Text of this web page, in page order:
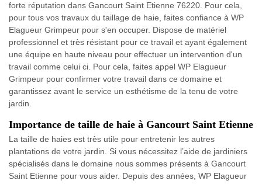
forte réputation dans Gancourt Saint Etienne 76220. Pour cela,
pour tous vos travaux du taillage de haie, faites confiance à WP
Elagueur Grimpeur pour s'en occuper. Dispose de matériel
professionnel et très résistant pour ce travail et ayant également
une équipe en haute niveau pour effectuer un intervention d'un
travail comme celui ci. Pour cela, faites appel WP Elagueur
Grimpeur pour confirmer votre travail dans ce domaine et
garantissez avant le service un esthétisme de la tenu de votre
jardin.
Importance de taille de haie à Gancourt Saint Etienne
La taille de haies est très utile pour entretenir les autres
plantations de votre jardin. Si vous nécessitez l’aide de jardiniers
spécialisés dans le domaine nous sommes présents à Gancourt
Saint Etienne pour vous aider. Depuis des années, WP Elagueur